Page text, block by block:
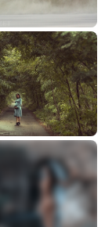
forest...